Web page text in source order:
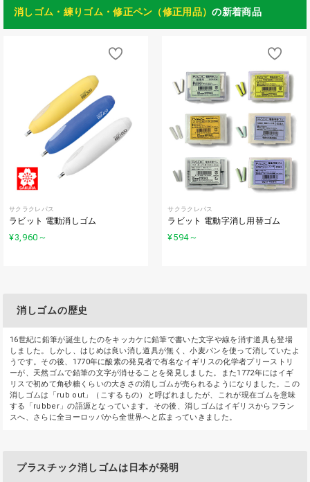
消しゴム・練りゴム・修正ペン（修正用品）の新着商品
サクラクレパス
ラビット 電動消しゴム
¥3,960 ～
サクラクレパス
ラビット 電動字消し用替ゴム
¥594～
消しゴムの歴史
16世紀に鉛筆が誕生したのをキッカケに鉛筆で書いた文字や線を消す道具も登場
しました。しかし、はじめは良い消し道具が無く、小麦パンを使って消していたよ
うです。その後、1770年に酸素の発見者で有名なイギリスの化学者プリーストリ
ーが、天然ゴムで鉛筆の文字が消せることを発見しました。また1772年にはイギ
リスで初めて角砂糖くらいの大きさの消しゴムが売られるようになりました。この
消しゴムは「rub out」（こするもの）と呼ばれましたが、これが現在ゴムを意味
する「rubber」の語源となっています。その後、消しゴムはイギリスからフラン
スへ、さらに全ヨーロッパから全世界へと広まっていきました。
プラスチック消しゴムは日本が発明